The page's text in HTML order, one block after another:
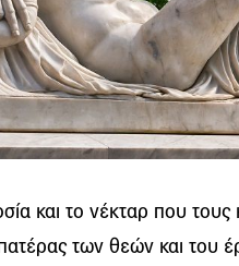
και το νέκταρ που
των θεών και του